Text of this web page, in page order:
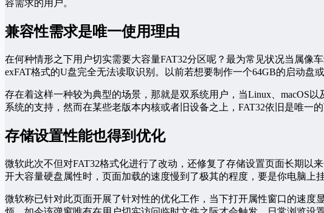
容需求的用户。
兼容性需求是唯一使用理由
在何种情形之下用户切实需要大容量FAT32分区呢？最为常见状况当属像
exFAT格式的U盘完全无法读取识别。以前若想要制作一个64GB的启动盘
存在着这样一种较为典型的场景，那就是双系统用户，当Linux、macOS
系统的支持，然而在某些老版本内核或者旧设备之上，FAT32依旧是唯一
存储设置性能也得到优化
微软此次不但对FAT32格式化进行了改动，还修复了存储设置页面长期以
开大容量硬盘属性时，页面加载的速度慢到了极其的程度，要是你电脑上
微软称已针对此页面开展了针对性的优化工作，当下打开属性窗口的速